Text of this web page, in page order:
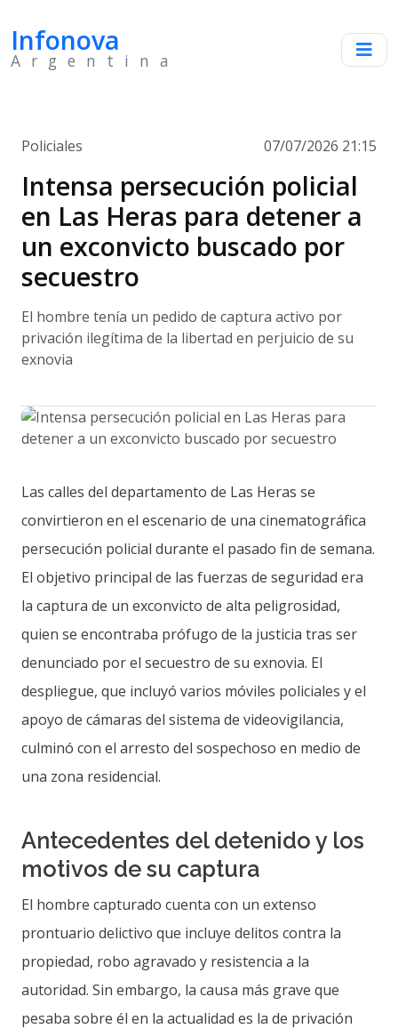
Infonova
Argentina
Policiales 07/07/2026 21:15
Intensa persecución policial
en Las Heras para detener a
un exconvicto buscado por
secuestro
El hombre tenía un pedido de captura activo por
privación ilegítima de la libertad en perjuicio de su
exnovia
Las calles del departamento de Las Heras se
convirtieron en el escenario de una cinematográfica
persecución policial durante el pasado fin de semana.
El objetivo principal de las fuerzas de seguridad era
la captura de un exconvicto de alta peligrosidad,
quien se encontraba prófugo de la justicia tras ser
denunciado por el secuestro de su exnovia. El
despliegue, que incluyó varios móviles policiales y el
apoyo de cámaras del sistema de videovigilancia,
culminó con el arresto del sospechoso en medio de
una zona residencial.
Antecedentes del detenido y los
motivos de su captura
El hombre capturado cuenta con un extenso
prontuario delictivo que incluye delitos contra la
propiedad, robo agravado y resistencia a la
autoridad. Sin embargo, la causa más grave que
pesaba sobre él en la actualidad es la de privación